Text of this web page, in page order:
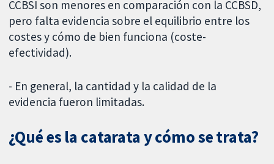
CCBSI son menores en comparación con la CCBSD,
pero falta evidencia sobre el equilibrio entre los
costes y cómo de bien funciona (coste-
efectividad).
- En general, la cantidad y la calidad de la
evidencia fueron limitadas.
¿Qué es la catarata y cómo se trata?